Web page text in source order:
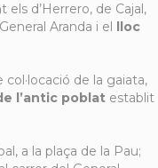
els d’Herrero, de Cajal,
Aranda i el lloc
de la gaiata,
l’antic poblat establit
a la plaça de la Pau;